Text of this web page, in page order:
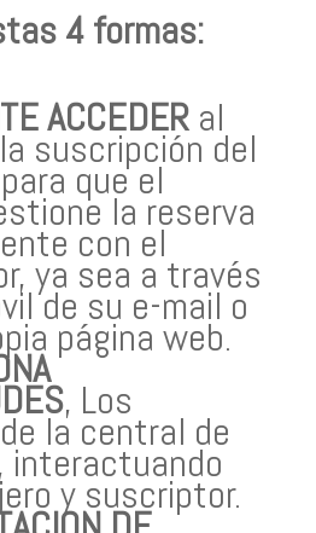
4 formas:
ACCEDERal
suscripción del
que el
la reserva
con el
ya sea a través
de su e-mail o
página web.
, Los
la central de
interactuando
y suscriptor.